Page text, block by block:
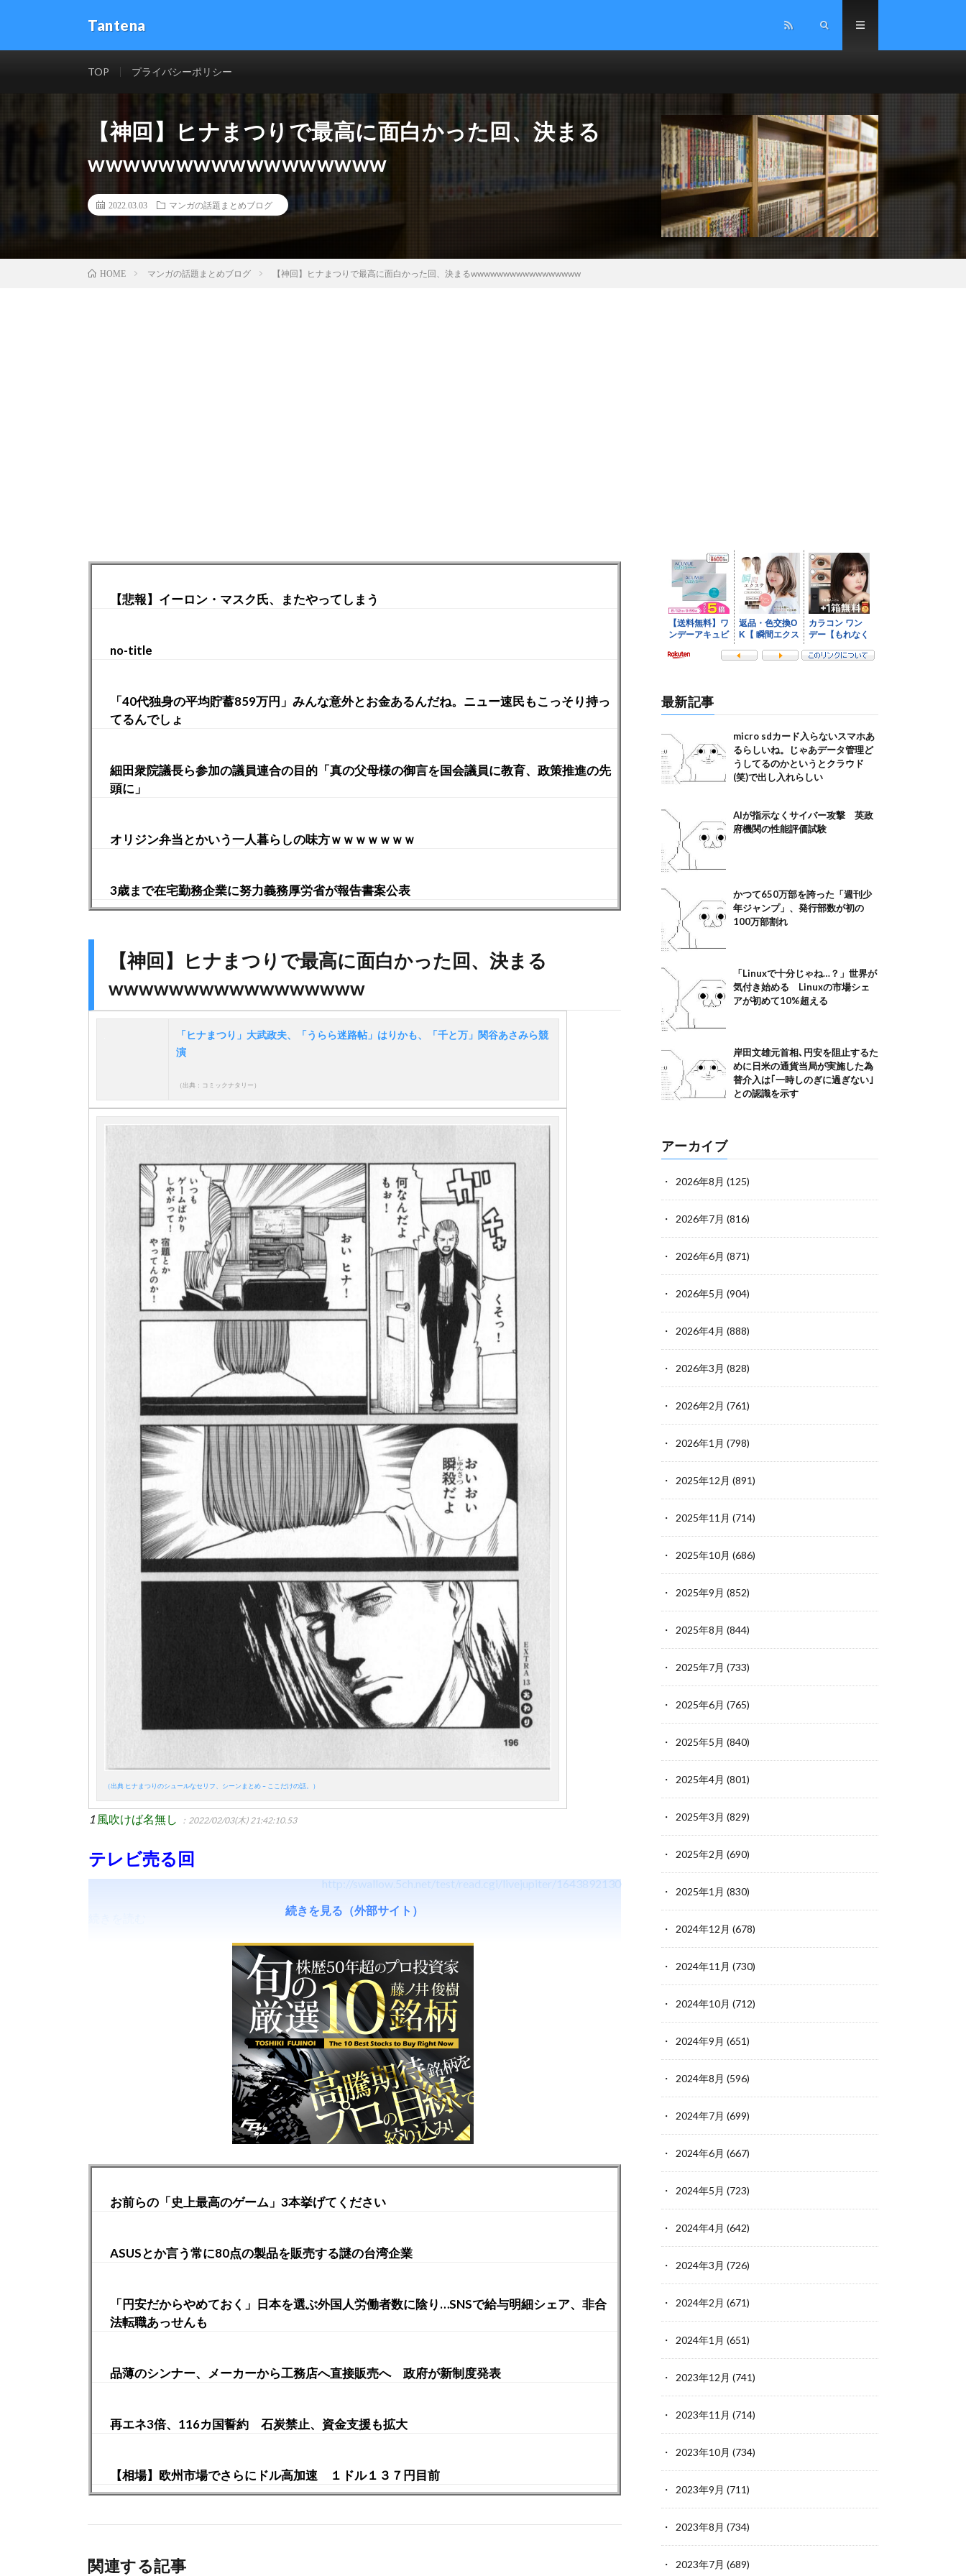
Tantena
TOP プライバシーポリシー
【神回】ヒナまつりで最高に面白かった回、決まる
wwwwwwwwwwwwwwwww
2022.03.03 マンガの話題まとめブログ
HOME マンガの話題まとめブログ 【神回】ヒナまつりで最高に面白かった回、決まるwwwwwwwwwwwwwwwww
【悲報】イーロン・マスク氏、またやってしまう
no-title
「40代独身の平均貯蓄859万円」みんな意外とお金あるんだね。ニュー速民もこっそり持っ
てるんでしょ
細田衆院議長ら参加の議員連合の目的「真の父母様の御言を国会議員に教育、政策推進の先
頭に」
オリジン弁当とかいう一人暮らしの味方ｗｗｗｗｗｗｗ
3歳まで在宅勤務企業に努力義務厚労省が報告書案公表
【神回】ヒナまつりで最高に面白かった回、決まる
wwwwwwwwwwwwwwwww
「ヒナまつり」大武政夫、「うらら迷路帖」はりかも、「千と万」関谷あさみら競
演
（出典：コミックナタリー）
（出典 ヒナまつりのシュールなセリフ、シーンまとめ – ここだけの話。）
1 風吹けば名無し ：2022/02/03(木) 21:42:10.53
テレビ売る回
http://swallow.5ch.net/test/read.cgi/livejupiter/1643892130
続きを見る（外部サイト）
お前らの「史上最高のゲーム」3本挙げてください
ASUSとか言う常に80点の製品を販売する謎の台湾企業
「円安だからやめておく」日本を選ぶ外国人労働者数に陰り…SNSで給与明細シェア、非合
法転職あっせんも
品薄のシンナー、メーカーから工務店へ直接販売へ 政府が新制度発表
再エネ3倍、116カ国誓約 石炭禁止、資金支援も拡大
【相場】欧州市場でさらにドル高加速 １ドル１３７円目前
関連する記事
最新記事
micro sdカード入らないスマホあ
るらしいね。じゃあデータ管理ど
うしてるのかというとクラウド
(笑)で出し入れらしい
AIが指示なくサイバー攻撃 英政
府機関の性能評価試験
かつて650万部を誇った「週刊少
年ジャンプ」、発行部数が初の
100万部割れ
「Linuxで十分じゃね…？」世界が
気付き始める Linuxの市場シェ
アが初めて10%超える
岸田文雄元首相､円安を阻止するた
めに日米の通貨当局が実施した為
替介入は｢一時しのぎに過ぎない｣
との認識を示す
アーカイブ
2026年8月 (125)
2026年7月 (816)
2026年6月 (871)
2026年5月 (904)
2026年4月 (888)
2026年3月 (828)
2026年2月 (761)
2026年1月 (798)
2025年12月 (891)
2025年11月 (714)
2025年10月 (686)
2025年9月 (852)
2025年8月 (844)
2025年7月 (733)
2025年6月 (765)
2025年5月 (840)
2025年4月 (801)
2025年3月 (829)
2025年2月 (690)
2025年1月 (830)
2024年12月 (678)
2024年11月 (730)
2024年10月 (712)
2024年9月 (651)
2024年8月 (596)
2024年7月 (699)
2024年6月 (667)
2024年5月 (723)
2024年4月 (642)
2024年3月 (726)
2024年2月 (671)
2024年1月 (651)
2023年12月 (741)
2023年11月 (714)
2023年10月 (734)
2023年9月 (711)
2023年8月 (734)
2023年7月 (689)